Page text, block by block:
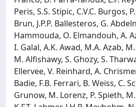
Peris, S.S. Stipic, C.V.C. Burgos,
Brun, J.P.P. Ballesteros, G.
Hammouda, O. Elmandouh, A.
I. Galal, A.K. Awad, M.A. Azab,
M. Alfishawy, S. Ghozy, S.
Ellervee, V. Reinhard, A.
Badie, F.B. Ferrari, B. Weiss, C.
Grunow, M. Lorenz, P. Spieth,